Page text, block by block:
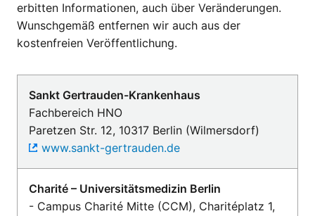
erbitten Informationen, auch über Veränderungen.
Wunschgemäß entfernen wir auch aus der
kostenfreien Veröffentlichung.
Sankt Gertrauden-Krankenhaus
Fachbereich HNO
Paretzen Str. 12, 10317 Berlin (Wilmersdorf)
www.sankt-gertrauden.de
Charité – Universitätsmedizin Berlin
- Campus Charité Mitte (CCM), Charitéplatz 1,